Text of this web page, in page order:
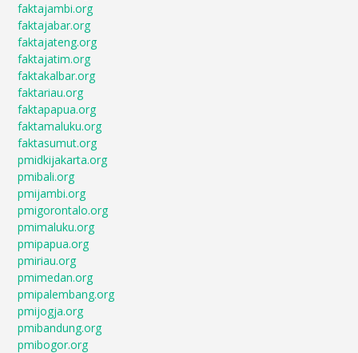
faktajambi.org
faktajabar.org
faktajateng.org
faktajatim.org
faktakalbar.org
faktariau.org
faktapapua.org
faktamaluku.org
faktasumut.org
pmidkijakarta.org
pmibali.org
pmijambi.org
pmigorontalo.org
pmimaluku.org
pmipapua.org
pmiriau.org
pmimedan.org
pmipalembang.org
pmijogja.org
pmibandung.org
pmibogor.org